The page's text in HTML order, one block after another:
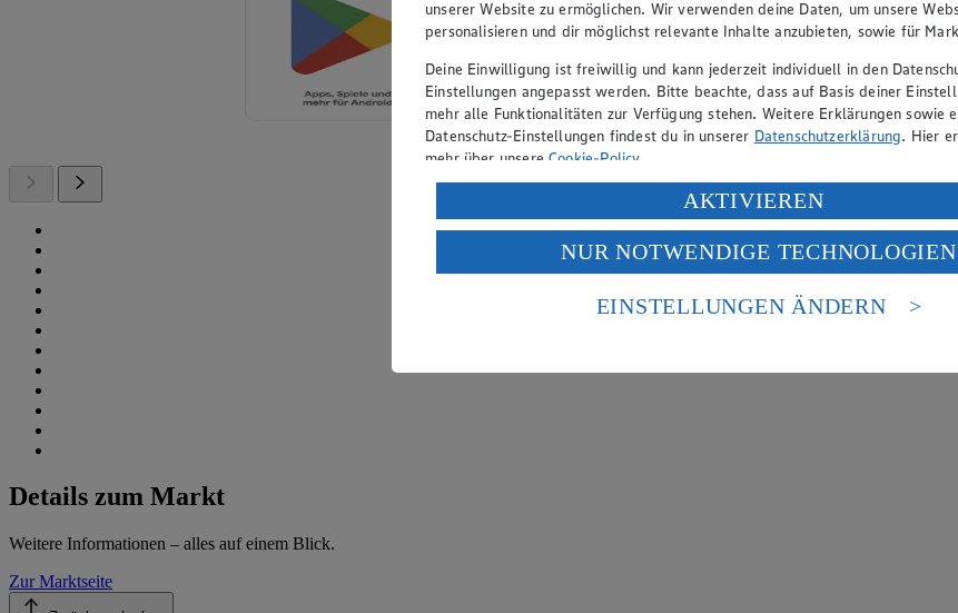
Details zum Markt
Weitere Informationen – alles auf einem Blick.
Zur Marktseite
unserer Website zu ermöglichen. Wir verwenden deine Daten, um unsere
personalisieren und dir möglichst relevante Inhalte anzubieten, sowie für
Deine Einwilligung ist freiwillig und kann jederzeit individuell in den
Einstellungen angepasst werden. Bitte beachte, dass auf Basis deiner
mehr alle Funktionalitäten zur Verfügung stehen. Weitere Erklärungen sowie
Datenschutz-Einstellungen findest du in unserer Datenschutzerklärung. Hier
mehr über unsereCookie-Policy.
Verarbeitung deiner personenbezogenen Daten in den USA durch Facebook
Wenn du auf „Aktivieren“ klickst, willigst du im Sinne des Art. 49 Abs. 1 Satz
ein, dass deine Daten in den USA verarbeitet werden. Der EuGH sieht die
einem nach europäischen Standards nicht angemessenen Datenschutzniveau
Risiko eines Zugriffs durch US-amerikanische Behörden.
AKTIVIEREN
NUR NOTWENDIGE TECHNOLOGIEN
EINSTELLUNGEN ÄNDERN